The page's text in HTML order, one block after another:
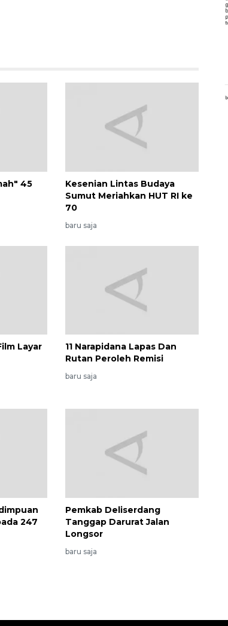
45
Kesenian Lintas Budaya
Sumut Meriahkan HUT RI ke
70
baru saja
Layar
11 Narapidana Lapas Dan
Rutan Peroleh Remisi
baru saja
247
Pemkab Deliserdang
Tanggap Darurat Jalan
Longsor
baru saja
Vaksin HPV untuk siswa laki-